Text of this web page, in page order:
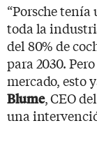
“Porsche tenía
toda la
del 80% de
para 2030.
mercado, esto
Blume, CEO
una